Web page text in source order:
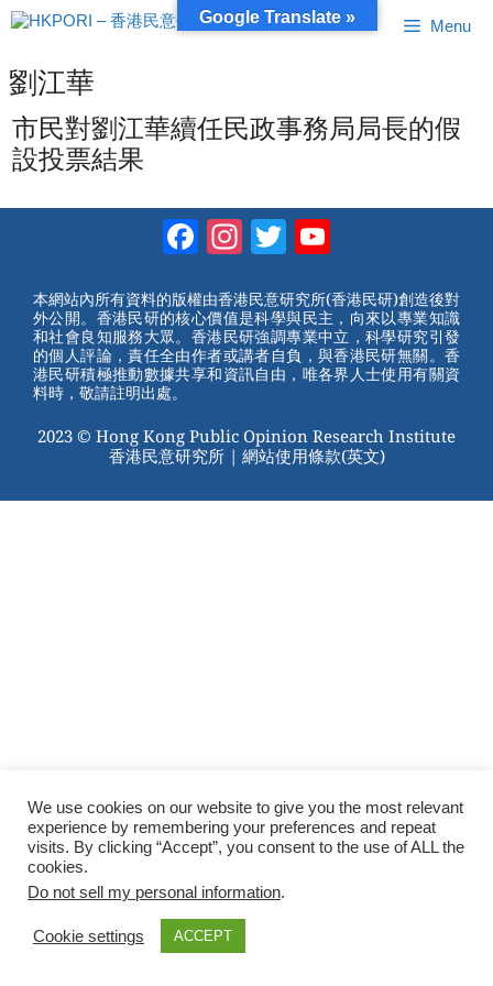
跳
至
容
Menu
劉江華
市民對劉江華續任民政事務局局長的假
設投票結果
Facebook
Instagram
Twitter
本網站內所有資料的版權由香港民意研究所(香港民研)創造後對
外公開。香港民研的核心價值是科學與民主，向來以專業知識
和社會良知服務大眾。香港民研強調專業中立，科學研究引發
的個人評論，責任全由作者或講者自負，與香港民研無關。香
港民研積極推動數據共享和資訊自由，唯各界人士使用有關資
料時，敬請註明出處。
2023 © Hong Kong Public Opinion Research Institute
香港民意研究所 | 網站使用條款(英文)
We use cookies on our website to give you the most relevant
experience by remembering your preferences and repeat
visits. By clicking “Accept”, you consent to the use of ALL the
cookies.
Do not sell my personal information.
Cookie settings ACCEPT
Google Translate »